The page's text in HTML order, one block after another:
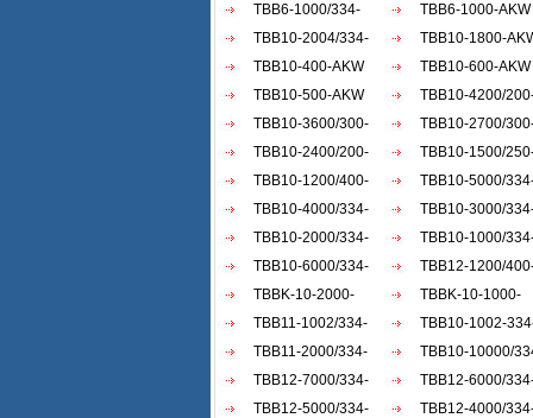
AKW
TBB6-1000/334-
AKW
TBB6-1000-AKW
TBB10-2004/334-
AKW
TBB10-1800-
TBB10-400-AKW
TBB10-600-AKW
TBB10-500-AKW
TBB10-4200/
AKW
TBB10-3600/300-
AKW
TBB10-2700/
AKW
TBB10-2400/200-
AKW
TBB10-1500/
AKW
TBB10-1200/400-
AKW
TBB10-5000/
AKW
TBB10-4000/334-
AKW
TBB10-3000/
AKW
TBB10-2000/334-
AKW
TBB10-1000/
AKW
TBB10-6000/334-
AKW
TBB12-1200/
AKW
TBBK-10-2000-
AKW
TBBK-10-1000-
AKW
TBB11-1002/334-
AKW
TBB10-1002-
AKW
TBB11-2000/334-
AKW
TBB10-10000/
TBB12-7000/334-
AKW
TBB12-6000/
AKW
TBB12-5000/334-
TBB12-4000/